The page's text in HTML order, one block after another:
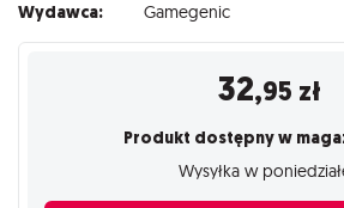
Wydawca: Gamegenic
32,95 zł
Produkt dostępny w
Wysyłka w